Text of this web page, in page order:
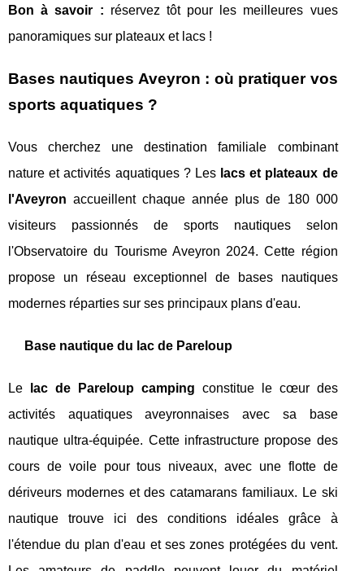
Bon à savoir : réservez tôt pour les meilleures vues
panoramiques sur plateaux et lacs !
Bases nautiques Aveyron : où pratiquer vos
sports aquatiques ?
Vous cherchez une destination familiale combinant
nature et activités aquatiques ? Les lacs et plateaux de
l'Aveyron accueillent chaque année plus de 180 000
visiteurs passionnés de sports nautiques selon
l'Observatoire du Tourisme Aveyron 2024. Cette région
propose un réseau exceptionnel de bases nautiques
modernes réparties sur ses principaux plans d'eau.
Base nautique du lac de Pareloup
Le lac de Pareloup camping constitue le cœur des
activités aquatiques aveyronnaises avec sa base
nautique ultra-équipée. Cette infrastructure propose des
cours de voile pour tous niveaux, avec une flotte de
dériveurs modernes et des catamarans familiaux. Le ski
nautique trouve ici des conditions idéales grâce à
l'étendue du plan d'eau et ses zones protégées du vent.